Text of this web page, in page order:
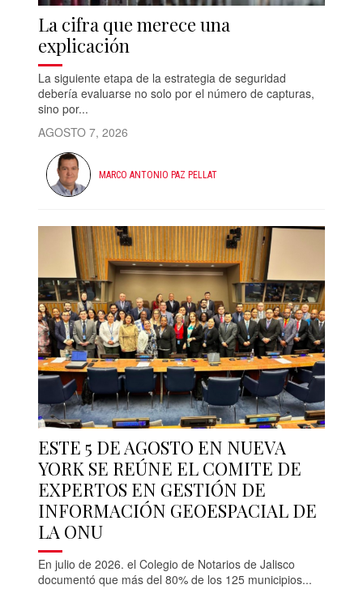
La cifra que merece una
explicación
La siguiente etapa de la estrategia de seguridad
debería evaluarse no solo por el número de capturas,
sino por...
AGOSTO 7, 2026
MARCO ANTONIO PAZ PELLAT
ESTE 5 DE AGOSTO EN NUEVA
YORK SE REÚNE EL COMITE DE
EXPERTOS EN GESTIÓN DE
INFORMACIÓN GEOESPACIAL DE
LA ONU
En julio de 2026. el Colegio de Notarios de Jalisco
documentó que más del 80% de los 125 municipios...